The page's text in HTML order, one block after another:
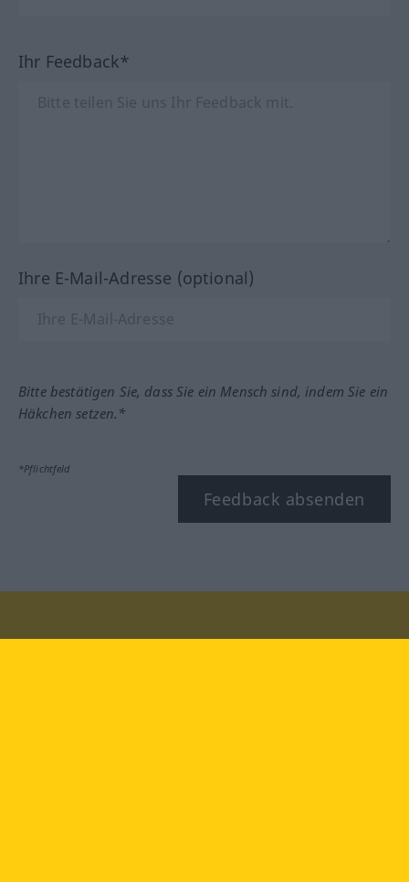
Ihr Feedback*
Ihre E-Mail-Adresse (optional)
Bitte bestätigen Sie, dass Sie ein Mensch sind, indem Sie ein
Häkchen setzen.*
*Pflichtfeld
Feedback absenden